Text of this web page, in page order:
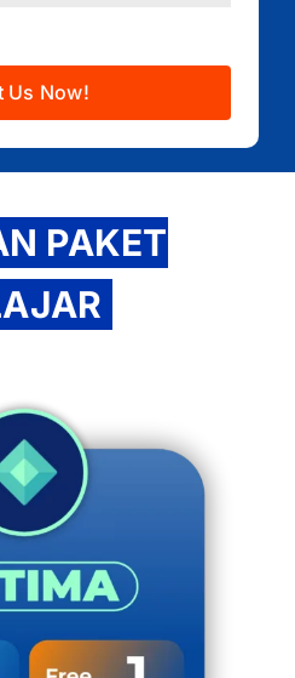
Us Now!
PAKET